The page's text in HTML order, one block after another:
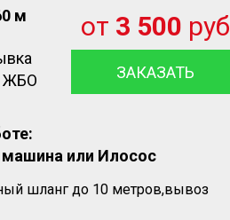
м
ЖБО
от 3 500 руб
ЗАКАЗАТЬ
машина или Илосос
шланг до 10 метров,вывоз